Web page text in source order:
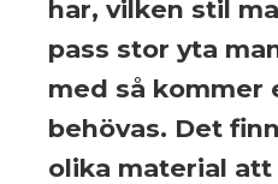
har, vilken stil
pass stor yta
med så kommer
behövas. Det
olika material att